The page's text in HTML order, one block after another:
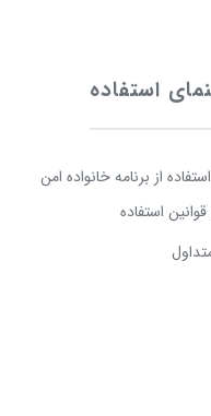
استفاده
از برنامه خانواده امن
استفاده